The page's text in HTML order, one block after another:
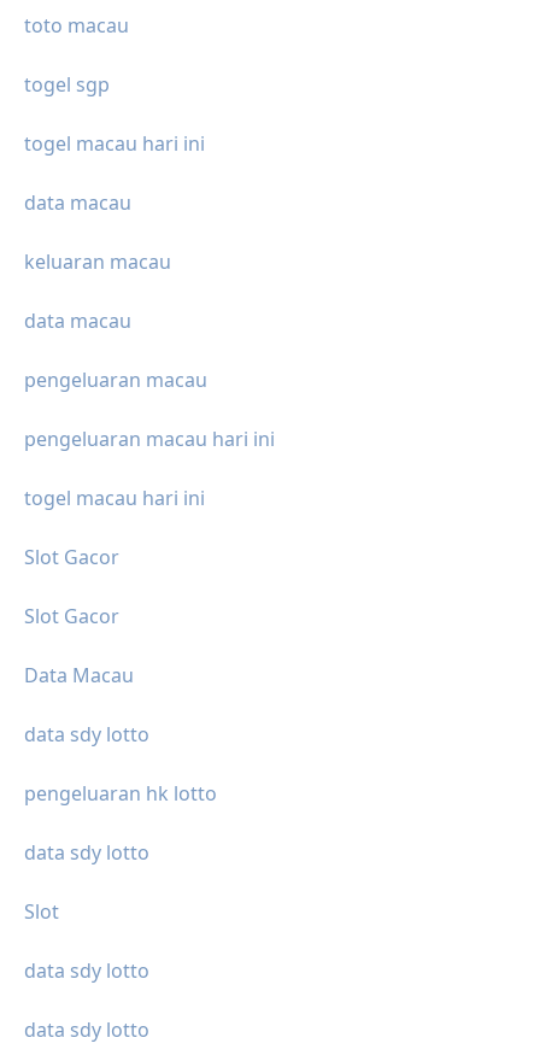
toto macau
togel sgp
togel macau hari ini
data macau
keluaran macau
data macau
pengeluaran macau
pengeluaran macau hari ini
togel macau hari ini
Slot Gacor
Slot Gacor
Data Macau
data sdy lotto
pengeluaran hk lotto
data sdy lotto
Slot
data sdy lotto
data sdy lotto